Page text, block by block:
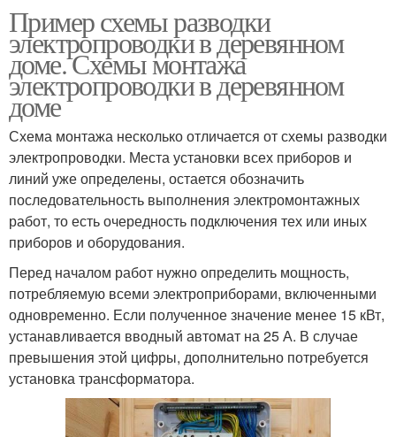
Пример схемы разводки
электропроводки в деревянном
доме. Схемы монтажа
электропроводки в деревянном
доме
Схема монтажа несколько отличается от схемы разводки
электропроводки. Места установки всех приборов и
линий уже определены, остается обозначить
последовательность выполнения электромонтажных
работ, то есть очередность подключения тех или иных
приборов и оборудования.
Перед началом работ нужно определить мощность,
потребляемую всеми электроприборами, включенными
одновременно. Если полученное значение менее 15 кВт,
устанавливается вводный автомат на 25 А. В случае
превышения этой цифры, дополнительно потребуется
установка трансформатора.